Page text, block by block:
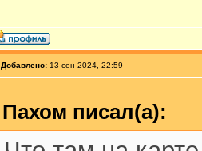
Добавлено: 13 сен 2024, 22:59
Пахом писал(а):